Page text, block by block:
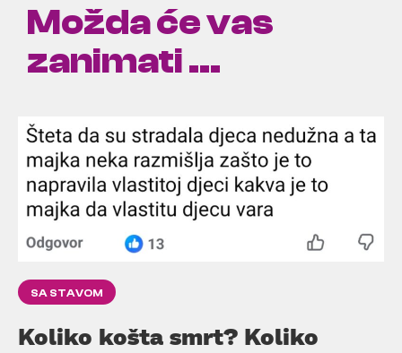
Možda će vas
zanimati ...
SA STAVOM
Koliko košta smrt? Koliko